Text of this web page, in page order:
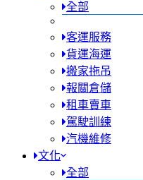
全部
客運服務
貨運海運
搬家拖吊
報關倉儲
租車賣車
駕駛訓練
汽機維修
文化
全部